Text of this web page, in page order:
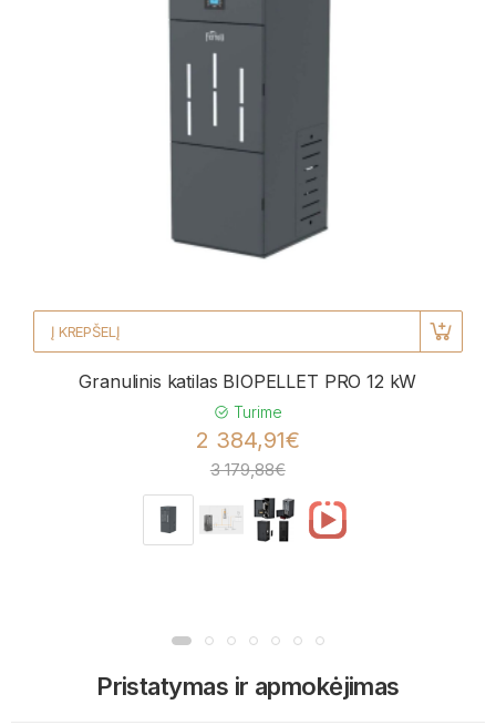
Į KREPŠELĮ
Granulinis katilas BIOPELLET PRO 12 kW
Turime
2 384,91€
3 179,88€
Pristatymas ir apmokėjimas